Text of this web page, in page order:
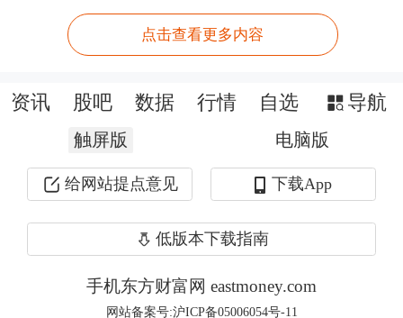
说，这种增加分红频次的作用真的不
大。毕竟A股上市公司总体质量不高，
很多上市公司一年的分红也就几分钱，
（每股1元钱），改为一年分红两次，
每次分红0.50元，这并不增加上市公司
投资者信心、活跃资本市场的作用不
点击查看更多内容
资讯 股吧 数据 行情 自选 导航
触屏版 电脑版
给网站提点意见 下载App
低版本下载指南
手机东方财富网 eastmoney.com
网站备案号:沪ICP备05006054号-11